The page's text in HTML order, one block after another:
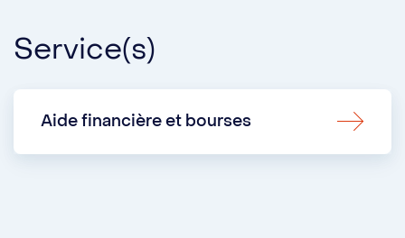
Service(s)
Aide financière et bourses